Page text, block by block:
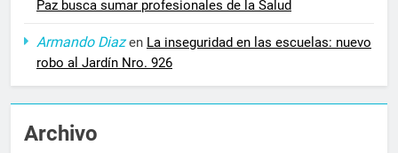
Paz busca sumar profesionales de la Salud
Armando Diazen La inseguridad en las escuelas: nuevo
robo al Jardín Nro. 926
Archivo